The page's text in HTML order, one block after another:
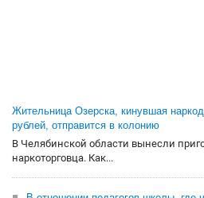
Жительница Озерска, кинувшая
рублей, отправится в колонию
В Челябинской области вынесли
наркоторговца. Как...